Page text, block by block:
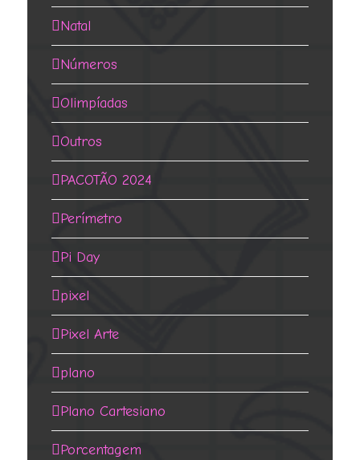
Natal
Números
Olimpíadas
Outros
PACOTÃO 2024
Perímetro
Pi Day
pixel
Pixel Arte
plano
Plano Cartesiano
Porcentagem